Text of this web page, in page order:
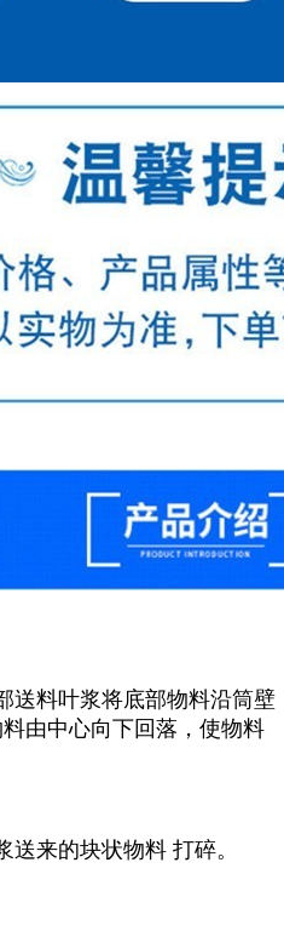
送料叶浆将底部物料沿筒壁
由中心向下回落，使物料
送来的块状物料 打碎。